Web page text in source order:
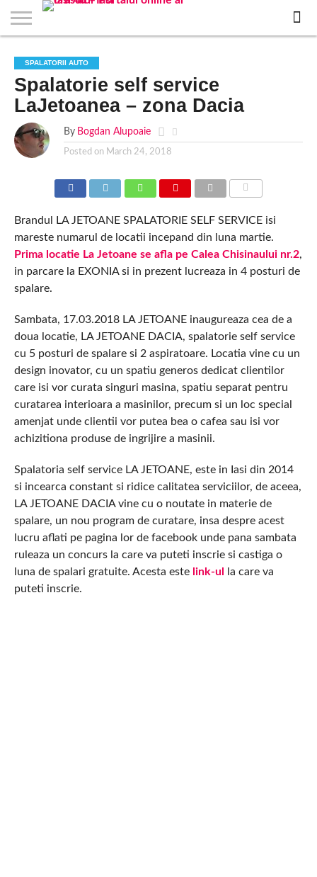
STIRI
APARTAMENTE
NOI IASI
STIRI
IASI
JOBS
IN
IASI
FILME
LA
CINEMA
CLUBURI /
DISCOTECI
BARURI /
CAFENELE
SALI DE
FORTA
SI
FITNESS
SALOANE DE
INFRUMUSETARE
AGENTII
DE
TURISM
IASI
RESTAURANTE
IN IASI
PIZZA
IN
IASI
PISCINA
IN IASI
FLORARII
RADIO
LIVE
IN
IASI
SPALATORII
AUTO
TRACTARI
AUTO
TAXI
IN
IASI
CINEMA
TEATRU
HOTELURI
/
PENSIUNI
TEREN
SPORTIV
TEREN
TENIS
IASI
FARMACII
NON
STOP
COFFEE-
TO-GO
FIRME DE
PUBLICITATE
RENT
A
CAR
SPALATORII AUTO
Spalatorie self service
LaJetoanea – zona Dacia
By Bogdan Alupoaie
Posted on March 24, 2018
Brandul LA JETOANE SPALATORIE SELF SERVICE isi
mareste numarul de locatii incepand din luna martie.
Prima locatie La Jetoane se afla pe Calea Chisinaului nr.2,
in parcare la EXONIA si in prezent lucreaza in 4 posturi de
spalare.
Sambata, 17.03.2018 LA JETOANE inaugureaza cea de a
doua locatie, LA JETOANE DACIA, spalatorie self service
cu 5 posturi de spalare si 2 aspiratoare. Locatia vine cu un
design inovator, cu un spatiu generos dedicat clientilor
care isi vor curata singuri masina, spatiu separat pentru
curatarea interioara a masinilor, precum si un loc special
amenjat unde clientii vor putea bea o cafea sau isi vor
achizitiona produse de ingrijire a masinii.
Spalatoria self service LA JETOANE, este in Iasi din 2014
si incearca constant si ridice calitatea serviciilor, de aceea,
LA JETOANE DACIA vine cu o noutate in materie de
spalare, un nou program de curatare, insa despre acest
lucru aflati pe pagina lor de facebook unde pana sambata
ruleaza un concurs la care va puteti inscrie si castiga o
luna de spalari gratuite. Acesta este link-ul
la care va
puteti inscrie.